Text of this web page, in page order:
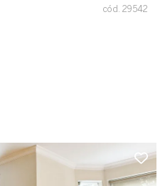
cód. 29542